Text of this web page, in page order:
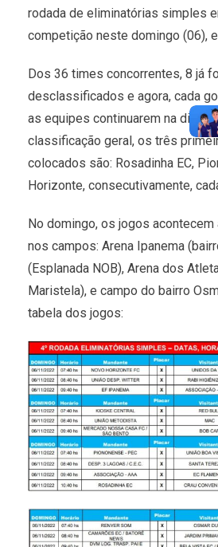
rodada de eliminatórias simples
competição neste domingo (06),
Dos 36 times concorrentes, 8 já
desclassificados e agora, cada
as equipes continuarem na
classificação geral, os três
colocados são: Rosadinha EC,
Horizonte, consecutivamente,
No domingo, os jogos
nos campos: Arena Ipanema
(Esplanada NOB), Arena dos
Maristela), e campo do bairro
tabela dos jogos: